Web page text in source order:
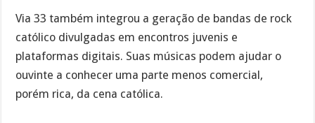
Via 33 também integrou a geração de bandas de rock
católico divulgadas em encontros juvenis e
plataformas digitais. Suas músicas podem ajudar o
ouvinte a conhecer uma parte menos comercial,
porém rica, da cena católica.